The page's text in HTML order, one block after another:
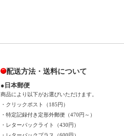
配送方法・送料について
●日本郵便
商品により以下がお選びいただけます。
・クリックポスト（185円）
・特定記録付き定形外郵便（470円～）
・レターパックライト（430円）